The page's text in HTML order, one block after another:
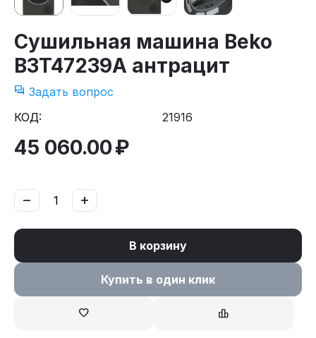
Сушильная машина Beko
B3T47239A антрацит
Задать вопрос
КОД:
21916
45 060.00₽
+
−
В корзину
Купить в один клик